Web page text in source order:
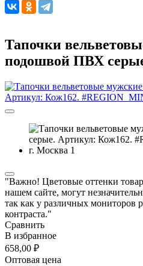
Тапочки
подошвой ПВХ
"Важно! Цветовые оттенки
нашем сайте, могут
так как у различных мониторов
контраста."
Сравнить
В избранное
658,00 ₽
Оптовая цена